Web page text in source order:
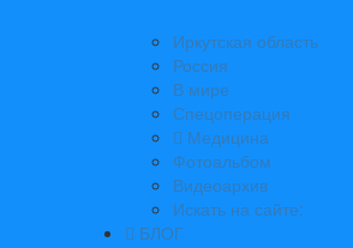
Иркутская область
Россия
В мире
Спецоперация
Медицина
Фотоальбом
Видеоархив
Искать на сайте:
БЛОГ